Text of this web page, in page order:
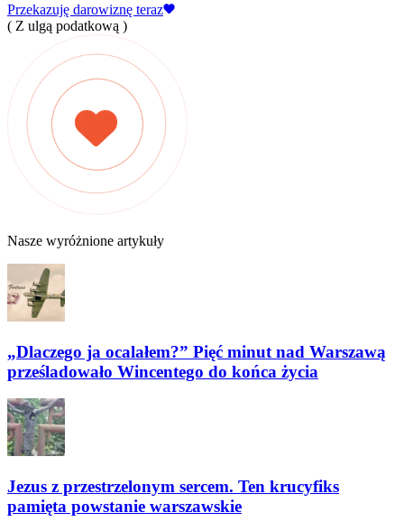
Przekazuję darowiznę teraz
( Z ulgą podatkową )
Nasze wyróżnione artykuły
„Dlaczego ja ocalałem?” Pięć minut nad Warszawą
prześladowało Wincentego do końca życia
Jezus z przestrzelonym sercem. Ten krucyfiks
pamięta powstanie warszawskie